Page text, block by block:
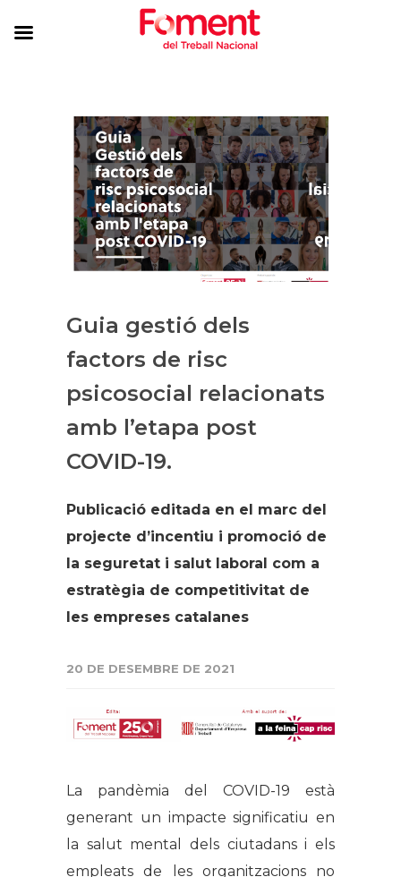
Guia gestió dels
factors de risc
psicosocial relacionats
amb l’etapa post
COVID-19.
Publicació editada en el marc del
projecte d’incentiu i promoció de
la seguretat i salut laboral com a
estratègia de competitivitat de
les empreses catalanes
20 DE DESEMBRE DE 2021
La pandèmia del COVID-19 està
generant un impacte significatiu en
la salut mental dels ciutadans i els
empleats de les organitzacions no